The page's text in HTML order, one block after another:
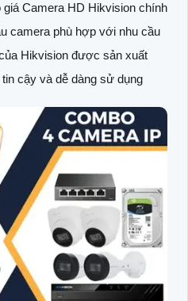
Camera HD Hikvision chính
camera phù hợp với nhu cầu
Hikvision được sản xuất
cậy và dễ dàng sử dụng